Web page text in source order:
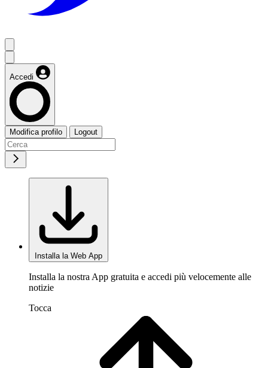
Accedi
Modifica profilo Logout
Installa la Web App
Installa la nostra App gratuita e accedi più velocemente alle
notizie
Tocca